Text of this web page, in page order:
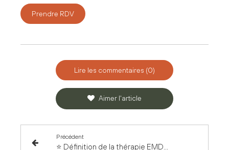
Prendre RDV
Lire les commentaires (0)
Aimer l'article
Précédent